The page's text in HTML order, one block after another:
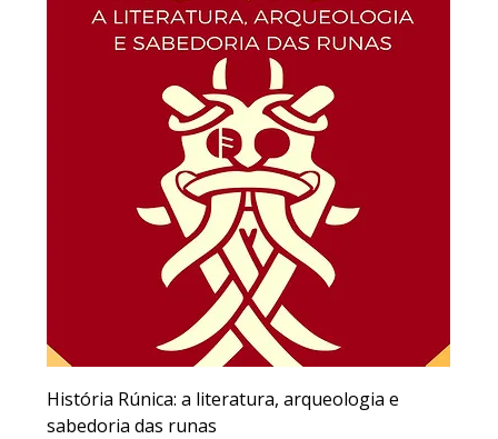
História Rúnica: a literatura, arqueologia e
sabedoria das runas